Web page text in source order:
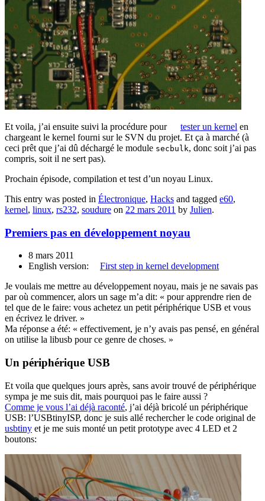
Et voila, j’ai ensuite suivi la procédure pour tester un kernel en
chargeant le kernel fourni sur le SVN du projet. Et ça à marché (à
ceci prêt que j’ai dû déchargé le module secbulk, donc soit j’ai pas
compris, soit il ne sert pas).
Prochain épisode, compilation et test d’un noyau Linux.
This entry was posted in Électronique, Hacks and tagged e60,
kernel, linux, rs232, soudure on 22 mars 2011 by Julien.
Premiers pas en développement noyau
8 mars 2011
English version:
First step in kernel development
Je voulais me mettre au développement noyau, mais je ne savais pas
par où commencer, alors un sage m’a dit: « pour apprendre rien de
tel que de le faire: vous achetez un petit périphérique USB et vous
en écrivez le driver. »
Ma réponse a été: « effectivement, je n’y avais pas pensé, en général
on utilise la libusb pour ce genre de choses. »
Un périphérique USB
Et voila que quelques jours après, sans avoir trouvé de périphérique
sympa je me suis dit, mais pourquoi pas le faire aussi ?
Comme je vous l’ai déjà raconté, j’ai déjà bricolé un périphérique
USB: l’USBtinyISP, donc je suis allé rechercher le code original de
usbtiny et je me suis monté un petit prototype avec 4 LED et 2
boutons: